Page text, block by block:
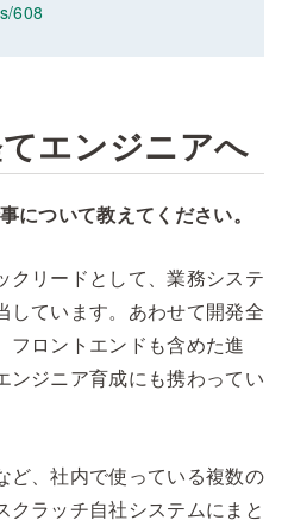
608
エンジニアへ
について教えてください。
クリードとして、業務システ
しています。あわせて開発全
フロントエンドも含めた進
ンジニア育成にも携わってい
ど、社内で使っている複数の
ラッチ自社システムにまと